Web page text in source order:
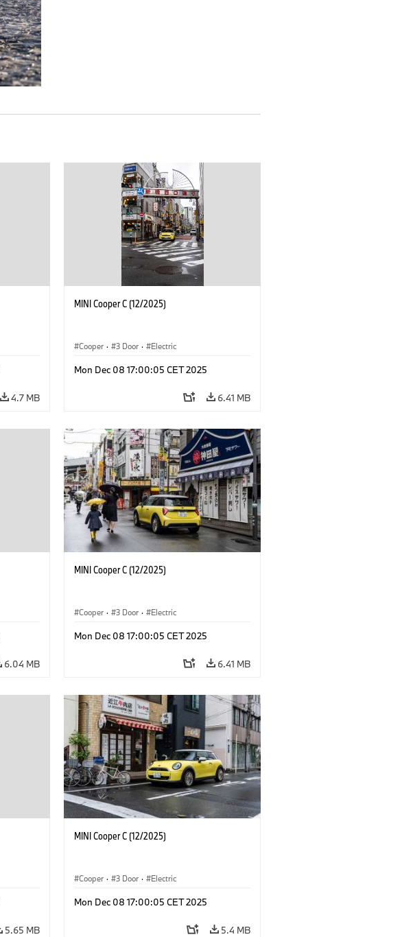
4.7 MB
MINI Cooper C (12/2025)
Cooper · 3 Door · Electric
Mon Dec 08 17:00:05 CET 2025
6.41 MB
6.04 MB
MINI Cooper C (12/2025)
Cooper · 3 Door · Electric
Mon Dec 08 17:00:05 CET 2025
6.41 MB
5.65 MB
MINI Cooper C (12/2025)
Cooper · 3 Door · Electric
Mon Dec 08 17:00:05 CET 2025
5.4 MB